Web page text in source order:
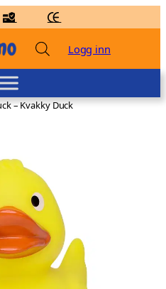
– Lilalu
Logg inn
– Kvakky Duck